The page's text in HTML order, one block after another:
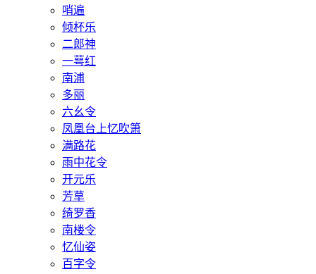
哨遍
倾杯乐
二郎神
一萼红
南浦
多丽
六幺令
凤凰台上忆吹箫
满路花
雨中花令
开元乐
芳草
绮罗香
南楼令
忆仙姿
百字令